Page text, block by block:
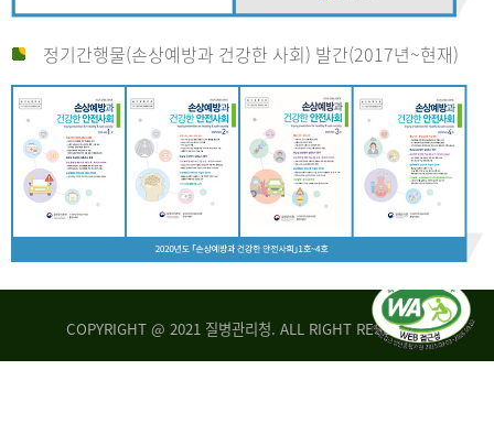
정기간행물(손상예방과 건강한 사회) 발간(2017년~현재)
COPYRIGHT @ 2021 질병관리청. ALL RIGHT RESERVED